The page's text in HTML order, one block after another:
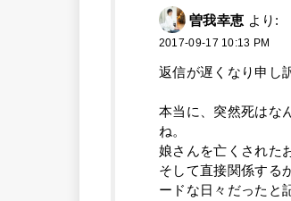
曽我幸恵 より:
2017-09-17 10:13 PM
返信が遅くなり申し
本当に、突然死はな
ね。
娘さんを亡くされた
そして直接関係する
ードな日々だったと